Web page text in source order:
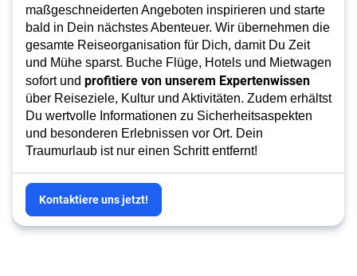
maßgeschneiderten Angeboten inspirieren und starte
bald in Dein nächstes Abenteuer. Wir übernehmen die
gesamte Reiseorganisation für Dich, damit Du Zeit
und Mühe sparst. Buche Flüge, Hotels und Mietwagen
sofort und profitiere von unserem Expertenwissen
über Reiseziele, Kultur und Aktivitäten. Zudem erhältst
Du wertvolle Informationen zu Sicherheitsaspekten
und besonderen Erlebnissen vor Ort. Dein
Traumurlaub ist nur einen Schritt entfernt!
Kontaktiere uns jetzt!